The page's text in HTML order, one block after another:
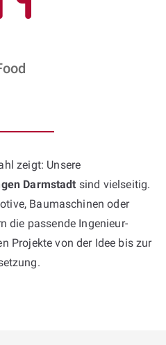
zeigt: Unsere
Darmstadt sind vielseitig.
Baumaschinen oder
die passende Ingenieur­
Projekte von der Idee bis zur